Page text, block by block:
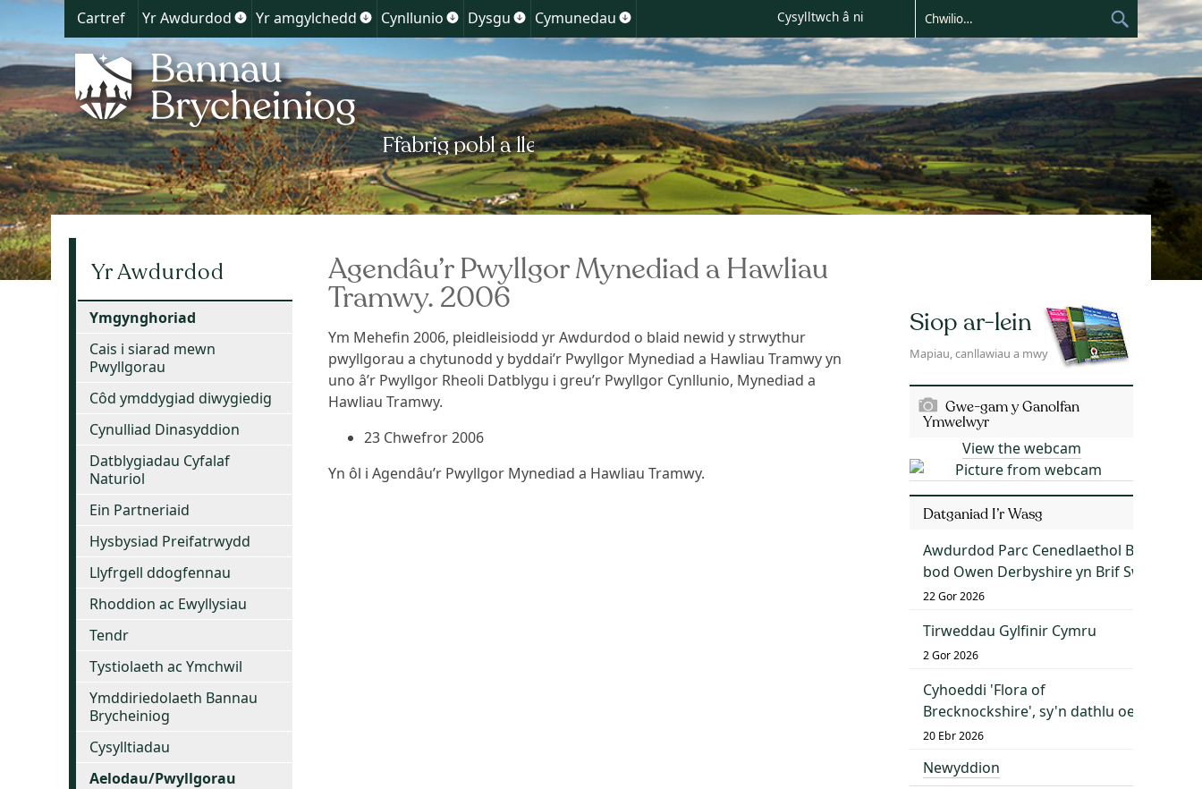
Skip
content
Cartref Yr Awdurdod
Show
for
Awdurdod
Yr amgylchedd
Show
submenu
Yr
amgylchedd
Cynllunio
Show
submenu
for
Cynllunio
Dysgu
Show
submenu
Dysgu
Cymunedau
for
Cymunedau
Cysylltwch â ni
Agendâu’r Pwyllgor Mynediad a Hawliau
Tramwy. 2006
Ym Mehefin 2006, pleidleisiodd yr Awdurdod o blaid newid y strwythur
pwyllgorau a chytunodd y byddai’r Pwyllgor Mynediad a Hawliau Tramwy yn
uno â’r Pwyllgor Rheoli Datblygu i greu’r Pwyllgor Cynllunio, Mynediad a
Hawliau Tramwy.
23 Chwefror 2006
Yn ôl i Agendâu’r Pwyllgor Mynediad a Hawliau Tramwy.
Yr Awdurdod
Ymgynghoriad
Cais i siarad mewn
Pwyllgorau
Côd ymddygiad diwygiedig
Cynulliad Dinasyddion
Datblygiadau Cyfalaf
Naturiol
Ein Partneriaid
Hysbysiad Preifatrwydd
Llyfrgell ddogfennau
Rhoddion ac Ewyllysiau
Tendr
Tystiolaeth ac Ymchwil
Ymddiriedolaeth Bannau
Brycheiniog
Cysylltiadau
Aelodau/Pwyllgorau
Siop ar-lein
Mapiau, canllawiau a mwy
Gwe-gam y Ganolfan
Ymwelwyr
View the webcam
Datganiad I’r Wasg
Awdurdod Parc Cenedlaethol Bannau
bod Owen Derbyshire yn Brif Swyddog
22 Gor 2026
Tirweddau Gylfinir Cymru
2 Gor 2026
Cyhoeddi 'Flora of
Brecknockshire', sy'n dathlu oes o
20 Ebr 2026
Newyddion